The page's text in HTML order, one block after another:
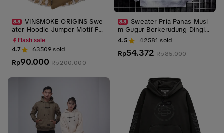
VINSMOKE ORIGINS Swe
ater Hoodie Jumper Motif Full
Bordir Timbul3D Premium Qua
lity UNISEX Pria Wanita M L X
L XXL Panjang Keren Dewasa
Flash sale
4.7 63509sold
Rp90.000 Rp200.000
Sweater Pria Panas Musi
m Gugur Berkerudung Dingin
Remaja Abu Hitam white Flee
4.5 42581 sold
Rp54.372 Rp85.000